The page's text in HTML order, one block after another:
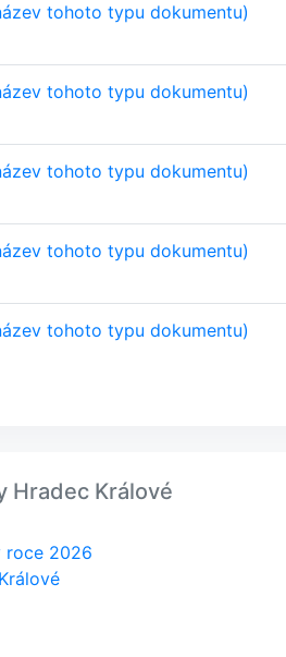
tohoto typu dokumentu)
tohoto typu dokumentu)
tohoto typu dokumentu)
tohoto typu dokumentu)
tohoto typu dokumentu)
Hradec Králové
roce 2026